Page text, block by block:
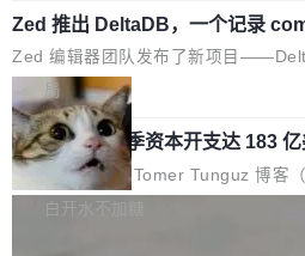
计划的顶峰。 十年前，Ken...
个小型数据库，应用天然按分片构建，
库的竞争和爆炸半径问题在设计层面就
了。 闲置的 cell 会休眠到几乎不占资
l 迁移或唤醒时，新宿主从 S3 恢复
库继续执行。存储库是持久化的唯一
高价的三星折叠（三星Galaxy Z
Fold8 / Z Flip8）外，其余要么是中低
例如iQOO Z11i、REDMI Note 17、
te 17 Pro、OPPO K15，要么是vivo
样的次旗舰。 Galaxy Z Fold8 Ultra /
Z Flip8三款折叠屏新机均在7月22日发
部搭载骁龙8 Elite Gen5 for Galaxy
Zed 推出 DeltaDB，一个记录
之间所有操作的版本控制系统
Zed 编辑器团队发布了新项目
个在 git commit 之间记录每一次编辑
本控制系统。目前处于 Early Access
ltaDB 的核心思路直接写在 landing
眼的位置：「Software is made
mits」——软件是在 commit 之间写
局
SpaceXAI 单季资本开支达 183 亿
根据风险投资人Tomer Tunguz 博客
析）披露的最新分析与第二季度业绩
白开水不加糖